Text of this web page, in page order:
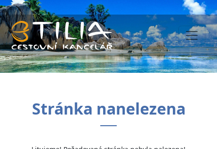
Stránka nanelezena